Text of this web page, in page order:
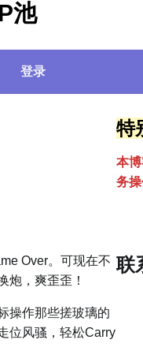
池
登录
Over。可现在不
炮，爽歪歪！
操作那些搓玻璃的
位风骚，轻松Carry
特
本
务操
联